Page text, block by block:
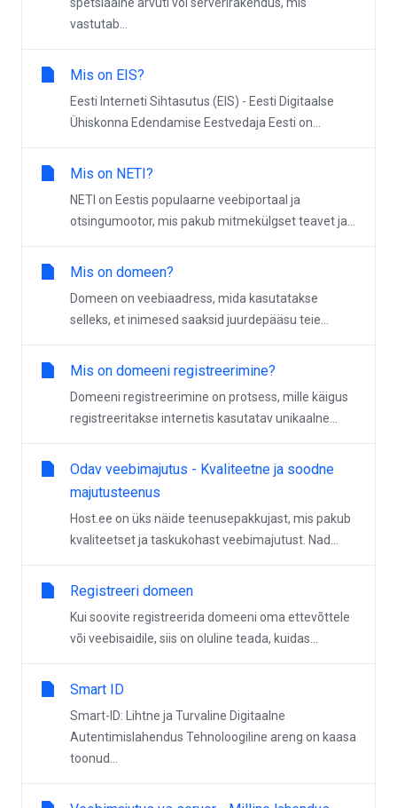
vastutab...
Mis on EIS?
Eesti Interneti Sihtasutus (EIS) - Eesti Digitaalse
Ühiskonna Edendamise Eestvedaja Eesti on...
Mis on NETI?
NETI on Eestis populaarne veebiportaal ja
otsingumootor, mis pakub mitmekülgset teavet ja...
Mis on domeen?
Domeen on veebiaadress, mida kasutatakse
selleks, et inimesed saaksid juurdepääsu teie...
Mis on domeeni registreerimine?
Domeeni registreerimine on protsess, mille käigus
registreeritakse internetis kasutatav unikaalne...
Odav veebimajutus - Kvaliteetne ja soodne
majutusteenus
Host.ee on üks näide teenusepakkujast, mis pakub
kvaliteetset ja taskukohast veebimajutust. Nad...
Registreeri domeen
Kui soovite registreerida domeeni oma ettevõttele
või veebisaidile, siis on oluline teada, kuidas...
Smart ID
Smart-ID: Lihtne ja Turvaline Digitaalne
Autentimislahendus Tehnoloogiline areng on kaasa
toonud...